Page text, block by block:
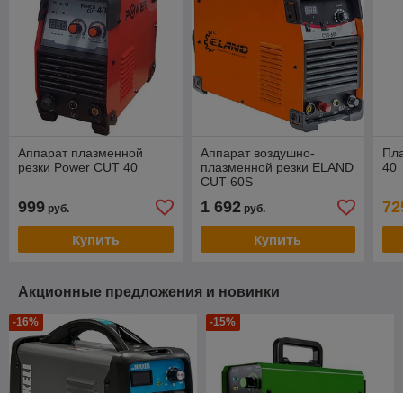
Аппарат плазменной
резки Power CUT 40
999 руб.
Купить
Аппарат воздушно-
плазменной резки ELAND
CUT-60S
1 692руб.
Купить
40
Акционные предложения и новинки
-16% -15%